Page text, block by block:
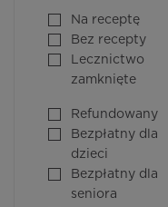
Na receptę
Bez recepty
Lecznictwo
zamknięte
Refundowany
Bezpłatny dla
dzieci
Bezpłatny dla
seniora